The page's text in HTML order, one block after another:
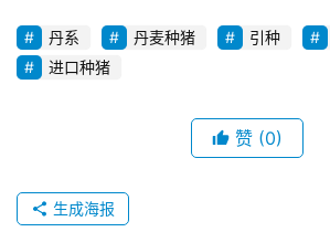
资
丹系 丹麦种猪 引种
进口种猪
赞 (0)
生成海报